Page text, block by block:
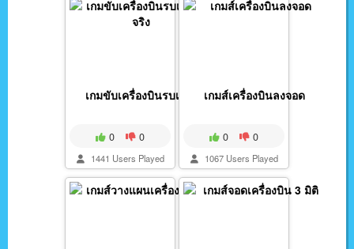
เกมขับเครื่องบินรบเห...
0 0
1441 Users Played
เกมส์เครื่องบินลงจอด
0 0
1067 Users Played